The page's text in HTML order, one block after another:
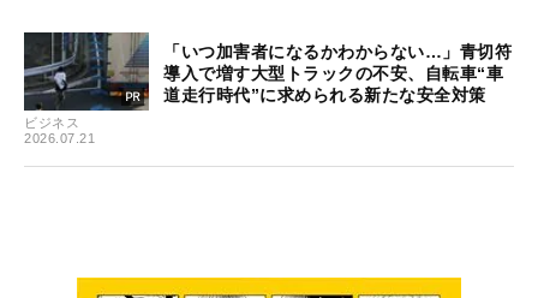
ビジネス
2026.07.21
「いつ加害者になるかわからない…」青切符
導入で増す大型トラックの不安、自転車“車
道走行時代”に求められる新たな安全対策